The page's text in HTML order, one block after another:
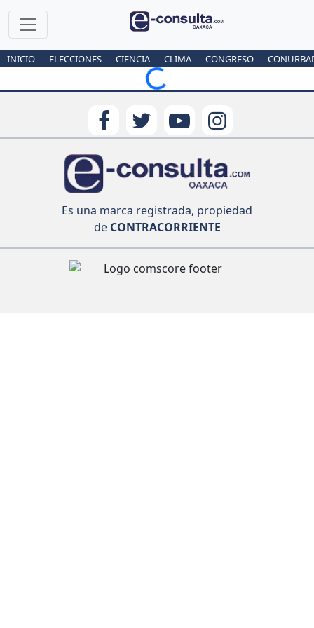
INICIO ELECCIONES CIENCIA CLIMA CONGRESO
Loading...
Es una marca registrada, propiedad
deCONTRACORRIENTE